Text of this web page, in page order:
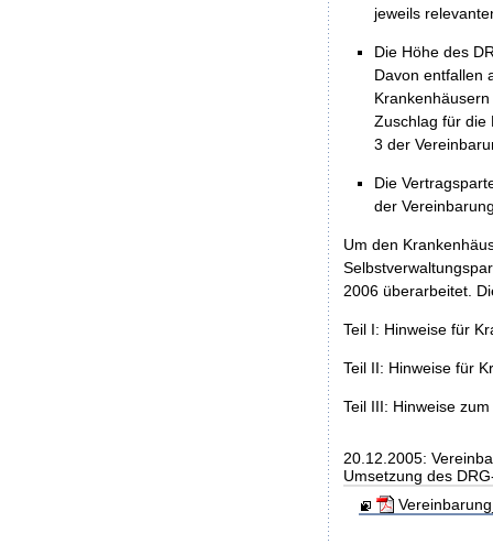
jeweils
Die Höhe des
Davon entfallen
Zuschlag für die
3 der
Die
der
Um den
2006 überarbeitet.
Teil I: Hinweise für
Teil II: Hinweise für
Teil III: Hinweise
20.12.2005:
Umsetzung des